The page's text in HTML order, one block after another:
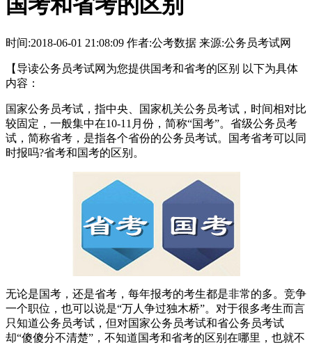
国考和省考的区别
时间:2018-06-01 21:08:09 作者:公考数据 来源:公务员考试网
【导读公务员考试网为您提供国考和省考的区别 以下为具体
内容：
国家公务员考试，指中央、国家机关公务员考试，时间相对比
较固定，一般集中在10-11月份，简称“国考”。省级公务员考
试，简称省考，是指各个省份的公务员考试。国考省考可以同
时报吗?省考和国考的区别。
无论是国考，还是省考，每年报考的考生都是非常的多。竞争
一个职位，也可以说是“万人争过独木桥”。对于很多考生而言
只知道公务员考试，但对国家公务员考试和省公务员考试
却“傻傻分不清楚”，不知道国考和省考的区别在哪里，也就不